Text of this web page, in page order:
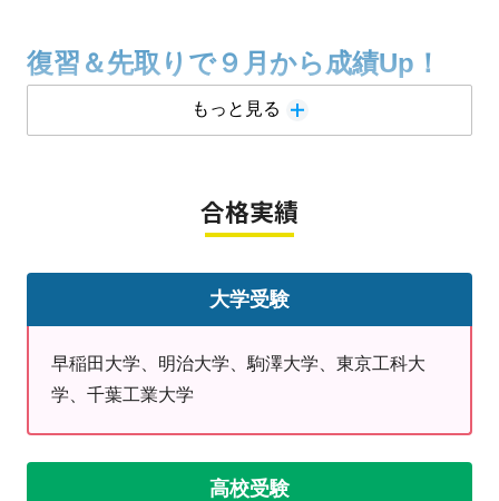
復習＆先取りで９月から成績Up！
＜８月のキャンペーン＞
兼ねて雰囲気を
③紹介キャンペーン 1000円分のデ
ジタルギフトを紹介者・入会者双方
✨原木中山駅前教室の合格実績✨
もっと見る
合格実績
大学受験
早稲田大学、明治大学、駒澤大学、東京工科大
学、千葉工業大学
高校受験